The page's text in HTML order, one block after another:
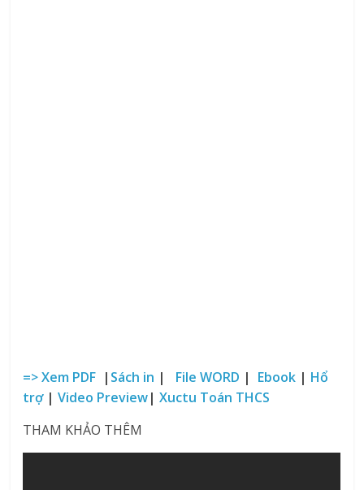
=> Xem PDF | Sách in | File WORD | Ebook | Hổ
trợ|Video Preview|Xuctu Toán THCS
THAM KHẢO THÊM